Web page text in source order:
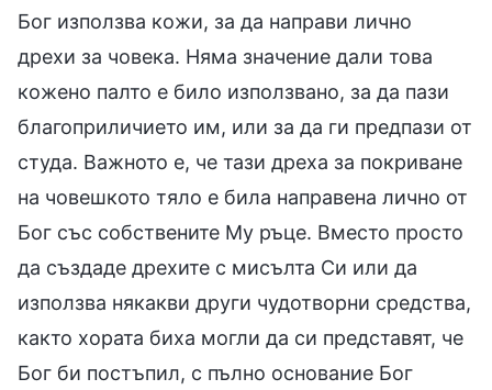
Бог използва кожи, за да направи лично
дрехи за човека. Няма значение дали това
кожено палто е било използвано, за да пази
благоприличието им, или за да ги предпази от
студа. Важното е, че тази дреха за покриване
на човешкото тяло е била направена лично от
Бог със собствените Му ръце. Вместо просто
да създаде дрехите с мисълта Си или да
използва някакви други чудотворни средства,
както хората биха могли да си представят, че
Бог би постъпил, с пълно основание Бог